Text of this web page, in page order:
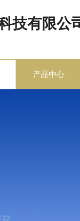
技有限公
产品中心